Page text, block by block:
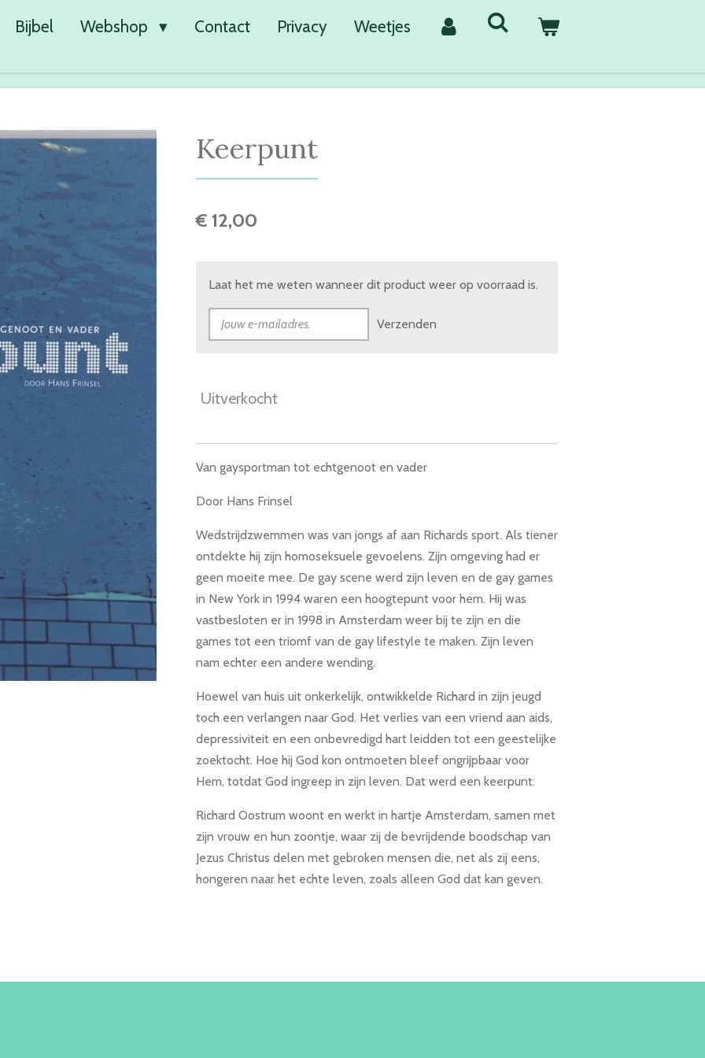
Bijbel Webshop Contact Privacy Weetjes
Keerpunt
€ 12,00
Laat het me weten wanneer dit product weer op voorraad is.
Verzenden
Uitverkocht
Van gaysportman tot echtgenoot en vader
Door Hans Frinsel
Wedstrijdzwemmen was van jongs af aan Richards sport. Als tiener
ontdekte hij zijn homoseksuele gevoelens. Zijn omgeving had er
geen moeite mee. De gay scene werd zijn leven en de gay games
in New York in 1994 waren een hoogtepunt voor hem. Hij was
vastbesloten er in 1998 in Amsterdam weer bij te zijn en die
games tot een triomf van de gay lifestyle te maken. Zijn leven
nam echter een andere wending.
Hoewel van huis uit onkerkelijk, ontwikkelde Richard in zijn jeugd
toch een verlangen naar God. Het verlies van een vriend aan aids,
depressiviteit en een onbevredigd hart leidden tot een geestelijke
zoektocht. Hoe hij God kon ontmoeten bleef ongrijpbaar voor
Hem, totdat God ingreep in zijn leven. Dat werd een keerpunt.
Richard Oostrum woont en werkt in hartje Amsterdam, samen met
zijn vrouw en hun zoontje, waar zij de bevrijdende boodschap van
Jezus Christus delen met gebroken mensen die, net als zij eens,
hongeren naar het echte leven, zoals alleen God dat kan geven.